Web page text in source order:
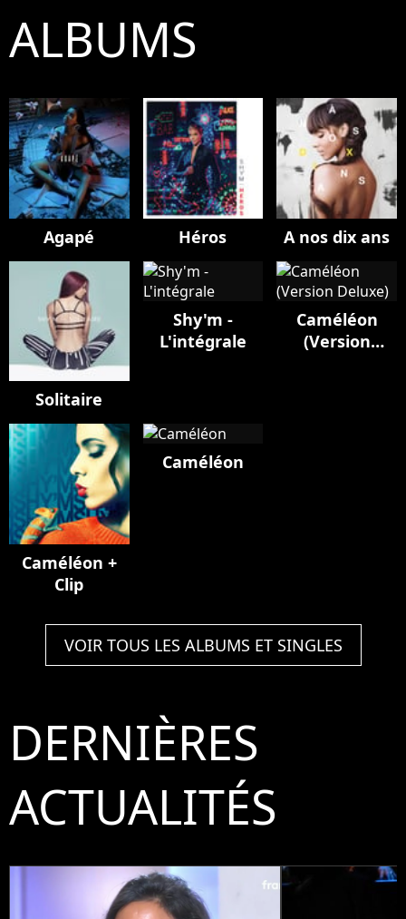
ALBUMS
Agapé Héros A nos dix ans
Solitaire
Shy'm -
L'intégrale
Caméléon
(Version
Caméléon +
Clip
Caméléon
VOIR TOUS LES ALBUMS ET SINGLES
DERNIÈRES
ACTUALITÉS